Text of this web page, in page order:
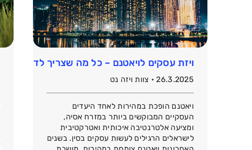
ויזת עסקים לויאטנם – כל מה שצריך לדעת
26.3.2025 • צוות ויזה נט
ויאטנם הופכת במהירות לאחד היעדים
העסקיים המבוקשים ביותר במזרח אסיה,
ומציעה אלטרנטיבה איכותית ואטרקטיבית
לישראלים הרגילים לעשות עסקים בסין. בשנים